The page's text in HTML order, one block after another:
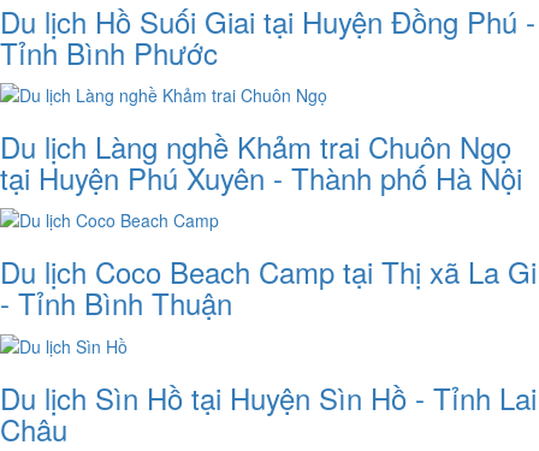
Du lịch Hồ Suối Giai tại Huyện Đồng Phú -
Tỉnh Bình Phước
Du lịch Làng nghề Khảm trai Chuôn Ngọ
tại Huyện Phú Xuyên - Thành phố Hà Nội
Du lịch Coco Beach Camp tại Thị xã La Gi
- Tỉnh Bình Thuận
Du lịch Sìn Hồ tại Huyện Sìn Hồ - Tỉnh Lai
Châu